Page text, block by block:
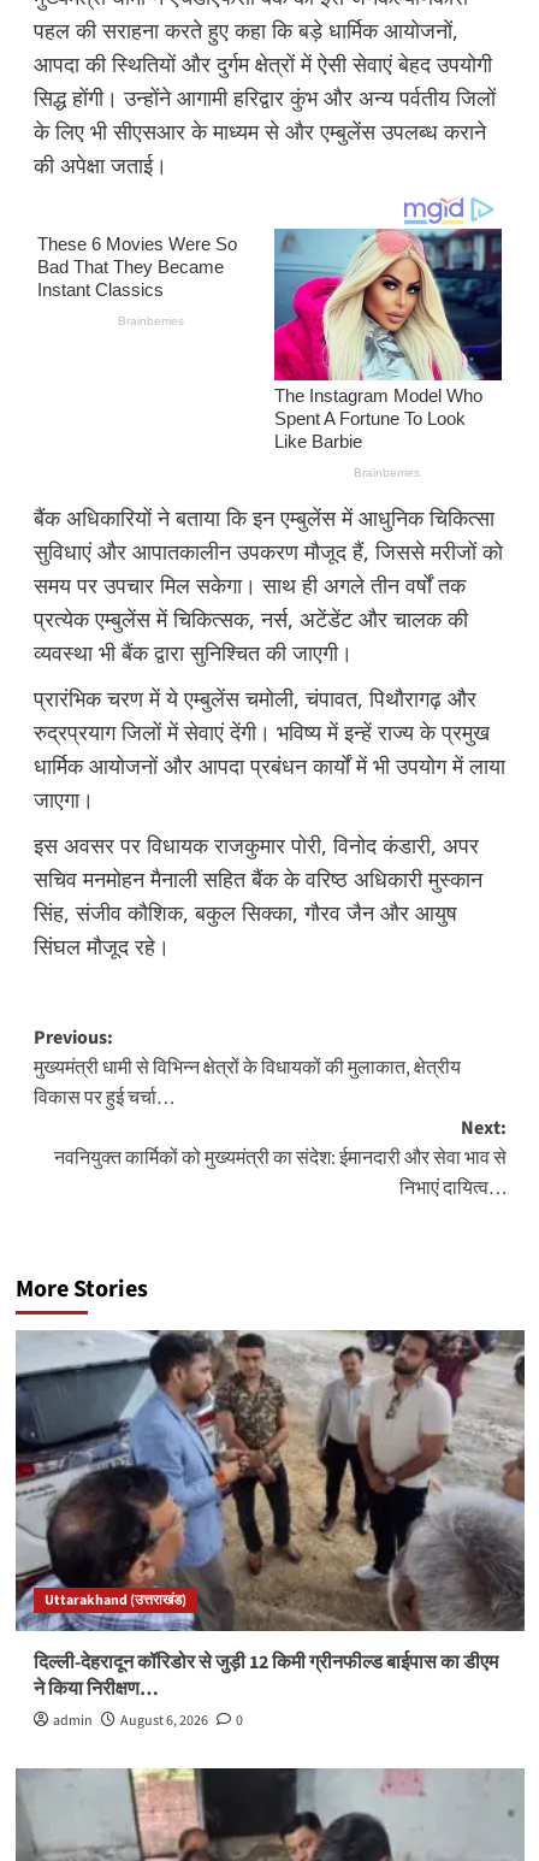
पहल की सराहना करते हुए कहा कि बड़े धार्मिक आयोजनों,
आपदा की स्थितियों और दुर्गम क्षेत्रों में ऐसी सेवाएं बेहद उपयोगी
सिद्ध होंगी। उन्होंने आगामी हरिद्वार कुंभ और अन्य पर्वतीय जिलों
के लिए भी सीएसआर के माध्यम से और एम्बुलेंस उपलब्ध कराने
की अपेक्षा जताई।
बैंक अधिकारियों ने बताया कि इन एम्बुलेंस में आधुनिक चिकित्सा
सुविधाएं और आपातकालीन उपकरण मौजूद हैं, जिससे मरीजों को
समय पर उपचार मिल सकेगा। साथ ही अगले तीन वर्षों तक
प्रत्येक एम्बुलेंस में चिकित्सक, नर्स, अटेंडेंट और चालक की
व्यवस्था भी बैंक द्वारा सुनिश्चित की जाएगी।
प्रारंभिक चरण में ये एम्बुलेंस चमोली, चंपावत, पिथौरागढ़ और
रुद्रप्रयाग जिलों में सेवाएं देंगी। भविष्य में इन्हें राज्य के प्रमुख
धार्मिक आयोजनों और आपदा प्रबंधन कार्यों में भी उपयोग में लाया
जाएगा।
इस अवसर पर विधायक राजकुमार पोरी, विनोद कंडारी, अपर
सचिव मनमोहन मैनाली सहित बैंक के वरिष्ठ अधिकारी मुस्कान
सिंह, संजीव कौशिक, बकुल सिक्का, गौरव जैन और आयुष
सिंघल मौजूद रहे।
Post
navigation
Previous:
मुख्यमंत्री धामी से विभिन्न क्षेत्रों के विधायकों की मुलाकात, क्षेत्रीय
विकास पर हुई चर्चा…
Next:
नवनियुक्त कार्मिकों को मुख्यमंत्री का संदेश: ईमानदारी और सेवा भाव से
निभाएं दायित्व…
More Stories
Uttarakhand (उत्तराखंड)
दिल्ली-देहरादून कॉरिडोर से जुड़ी 12 किमी ग्रीनफील्ड बाईपास का डीएम
ने किया निरीक्षण…
admin August 6, 2026 0